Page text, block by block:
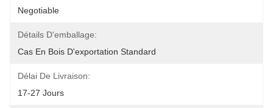
Negotiable
Détails D'emballage:
Cas En Bois D'exportation Standard
Délai De Livraison:
17-27 Jours